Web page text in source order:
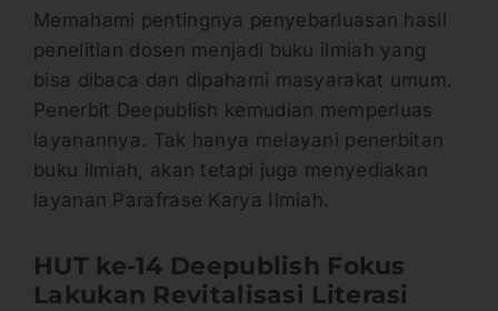
Memahami pentingnya penyebarluasan hasil
penelitian dosen menjadi buku ilmiah yang
bisa dibaca dan dipahami masyarakat umum.
Penerbit Deepublish kemudian memperluas
layanannya. Tak hanya melayani penerbitan
buku ilmiah, akan tetapi juga menyediakan
layanan Parafrase Karya Ilmiah.
HUT ke-14 Deepublish Fokus
Lakukan Revitalisasi Literasi